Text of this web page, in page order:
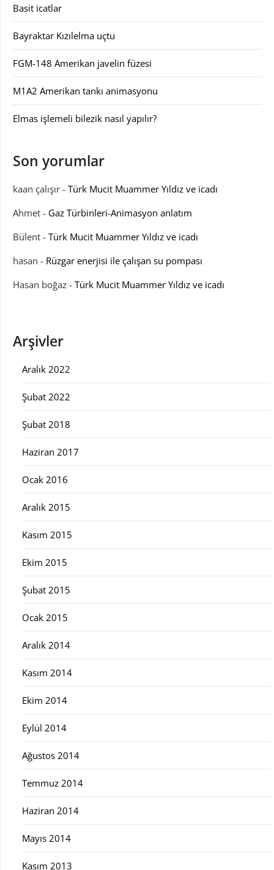
Basit icatlar
Bayraktar Kızılelma uçtu
FGM-148 Amerikan javelin füzesi
M1A2 Amerikan tankı animasyonu
Elmas işlemeli bilezik nasıl yapılır?
Son yorumlar
kaan çalışır - Türk Mucit Muammer Yıldız ve icadı
Ahmet - Gaz Türbinleri-Animasyon anlatım
Bülent - Türk Mucit Muammer Yıldız ve icadı
hasan - Rüzgar enerjisi ile çalışan su pompası
Hasan boğaz - Türk Mucit Muammer Yıldız ve icadı
Arşivler
Aralık 2022
Şubat 2022
Şubat 2018
Haziran 2017
Ocak 2016
Aralık 2015
Kasım 2015
Ekim 2015
Şubat 2015
Ocak 2015
Aralık 2014
Kasım 2014
Ekim 2014
Eylül 2014
Ağustos 2014
Temmuz 2014
Haziran 2014
Mayıs 2014
Kasım 2013